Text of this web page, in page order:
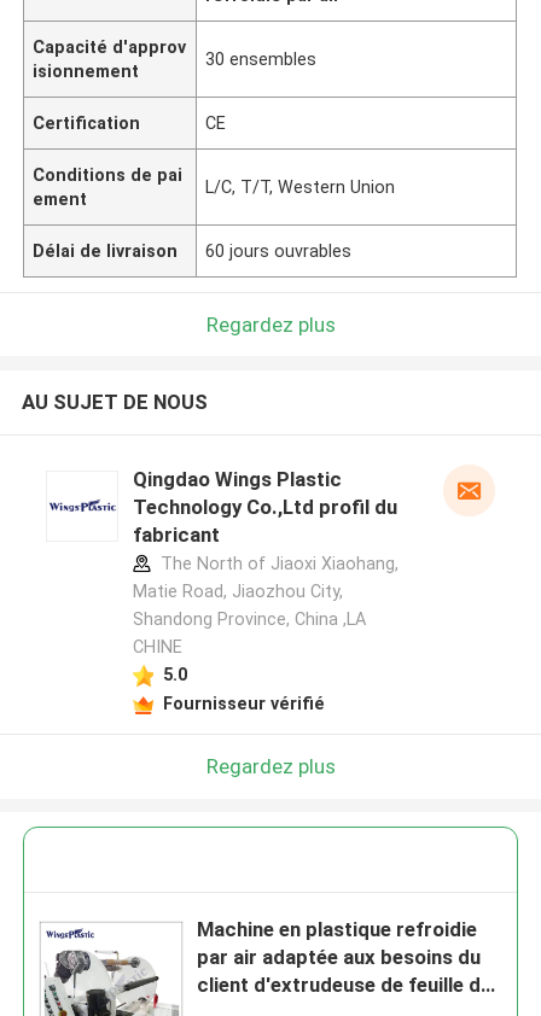
Capacité d'approv
isionnement
30 ensembles
Certification CE
Conditions de pai
ement
L/C, T/T, Western Union
Délai de livraison 60 jours ouvrables
Regardez plus
AU SUJET DE NOUS
Qingdao Wings Plastic
Technology Co.,Ltd profil du
fabricant
The North of Jiaoxi Xiaohang,
Matie Road, Jiaozhou City,
Shandong Province, China ,LA
CHINE
5.0
Fournisseur vérifié
Regardez plus
Machine en plastique refroidie
par air adaptée aux besoins du
client d'extrudeuse de feuille de